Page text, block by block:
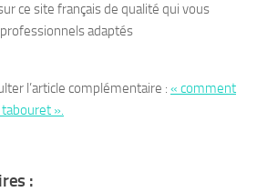
ce site français de qualité qui vous
adaptés
l’article complémentaire : « comment
».
: